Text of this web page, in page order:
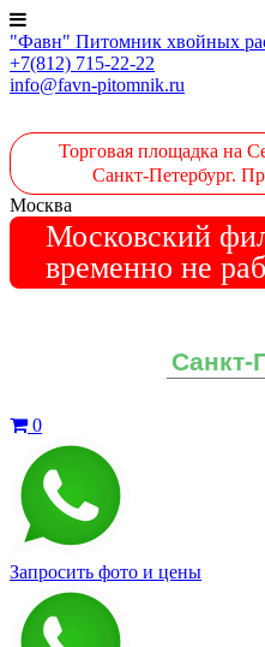
"Фавн" Питомник хвойных
+7(812) 715-22-22
info@favn-pitomnik.ru
Торговая площадка на
Санкт-Петербург.
Москва
Московский
временно не
0
Запросить фото и цены